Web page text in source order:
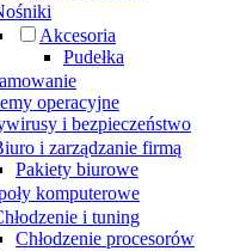
Akcesoria
Pudełka
operacyjne
i bezpieczeństwo
i zarządzanie firmą
Pakiety biurowe
komputerowe
i tuning
Chłodzenie procesorów